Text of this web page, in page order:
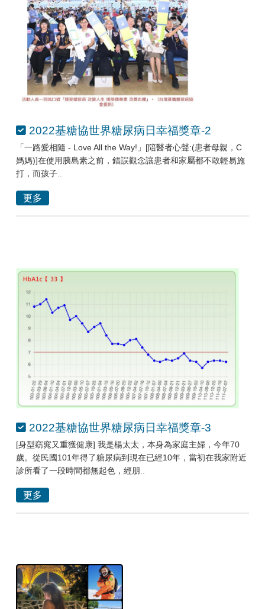
2022基糖協世界糖尿病日幸福獎章-2
「一路愛相隨 - Love All the Way!」[陪醫者心聲:(患者母親，C
媽媽)]在使用胰島素之前，錯誤觀念讓患者和家屬都不敢輕易施
打，而孩子..
更多
2022基糖協世界糖尿病日幸福獎章-3
[身型窈窕又重獲健康] 我是楊太太，本身為家庭主婦，今年70
歲。從民國101年得了糖尿病到現在已經10年，當初在我家附近
診所看了一段時間都無起色，經朋..
更多